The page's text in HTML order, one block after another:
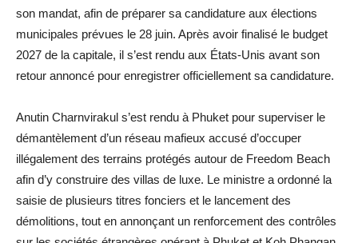
son mandat, afin de préparer sa candidature aux élections
municipales prévues le 28 juin. Après avoir finalisé le budget
2027 de la capitale, il s’est rendu aux États-Unis avant son
retour annoncé pour enregistrer officiellement sa candidature.
Anutin Charnvirakul s’est rendu à Phuket pour superviser le
démantèlement d’un réseau mafieux accusé d’occuper
illégalement des terrains protégés autour de Freedom Beach
afin d’y construire des villas de luxe. Le ministre a ordonné la
saisie de plusieurs titres fonciers et le lancement des
démolitions, tout en annonçant un renforcement des contrôles